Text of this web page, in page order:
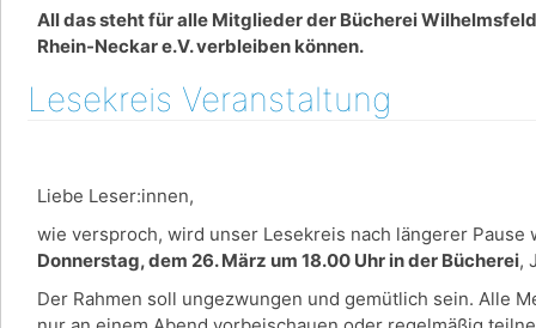
All das steht für alle Mitglieder der Bücherei
Rhein-Neckar e.V. verbleiben können.
Lesekreis Veranstaltung
Liebe Leser:innen,
wie versproch, wird unser Lesekreis nach längerer
Donnerstag, dem 26. März um 18.00 Uhr in der Bücherei,
Der Rahmen soll ungezwungen und gemütlich sein. Alle